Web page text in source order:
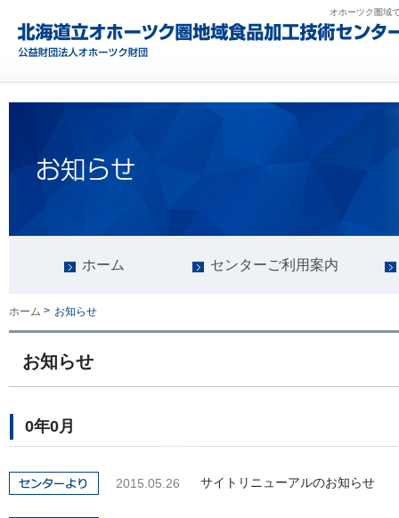
オホーツク圏域
ホーム センターご利用案内
ホーム > お知らせ
お知らせ
0年0月
2015.05.26 サイトリニューアルのお知らせ